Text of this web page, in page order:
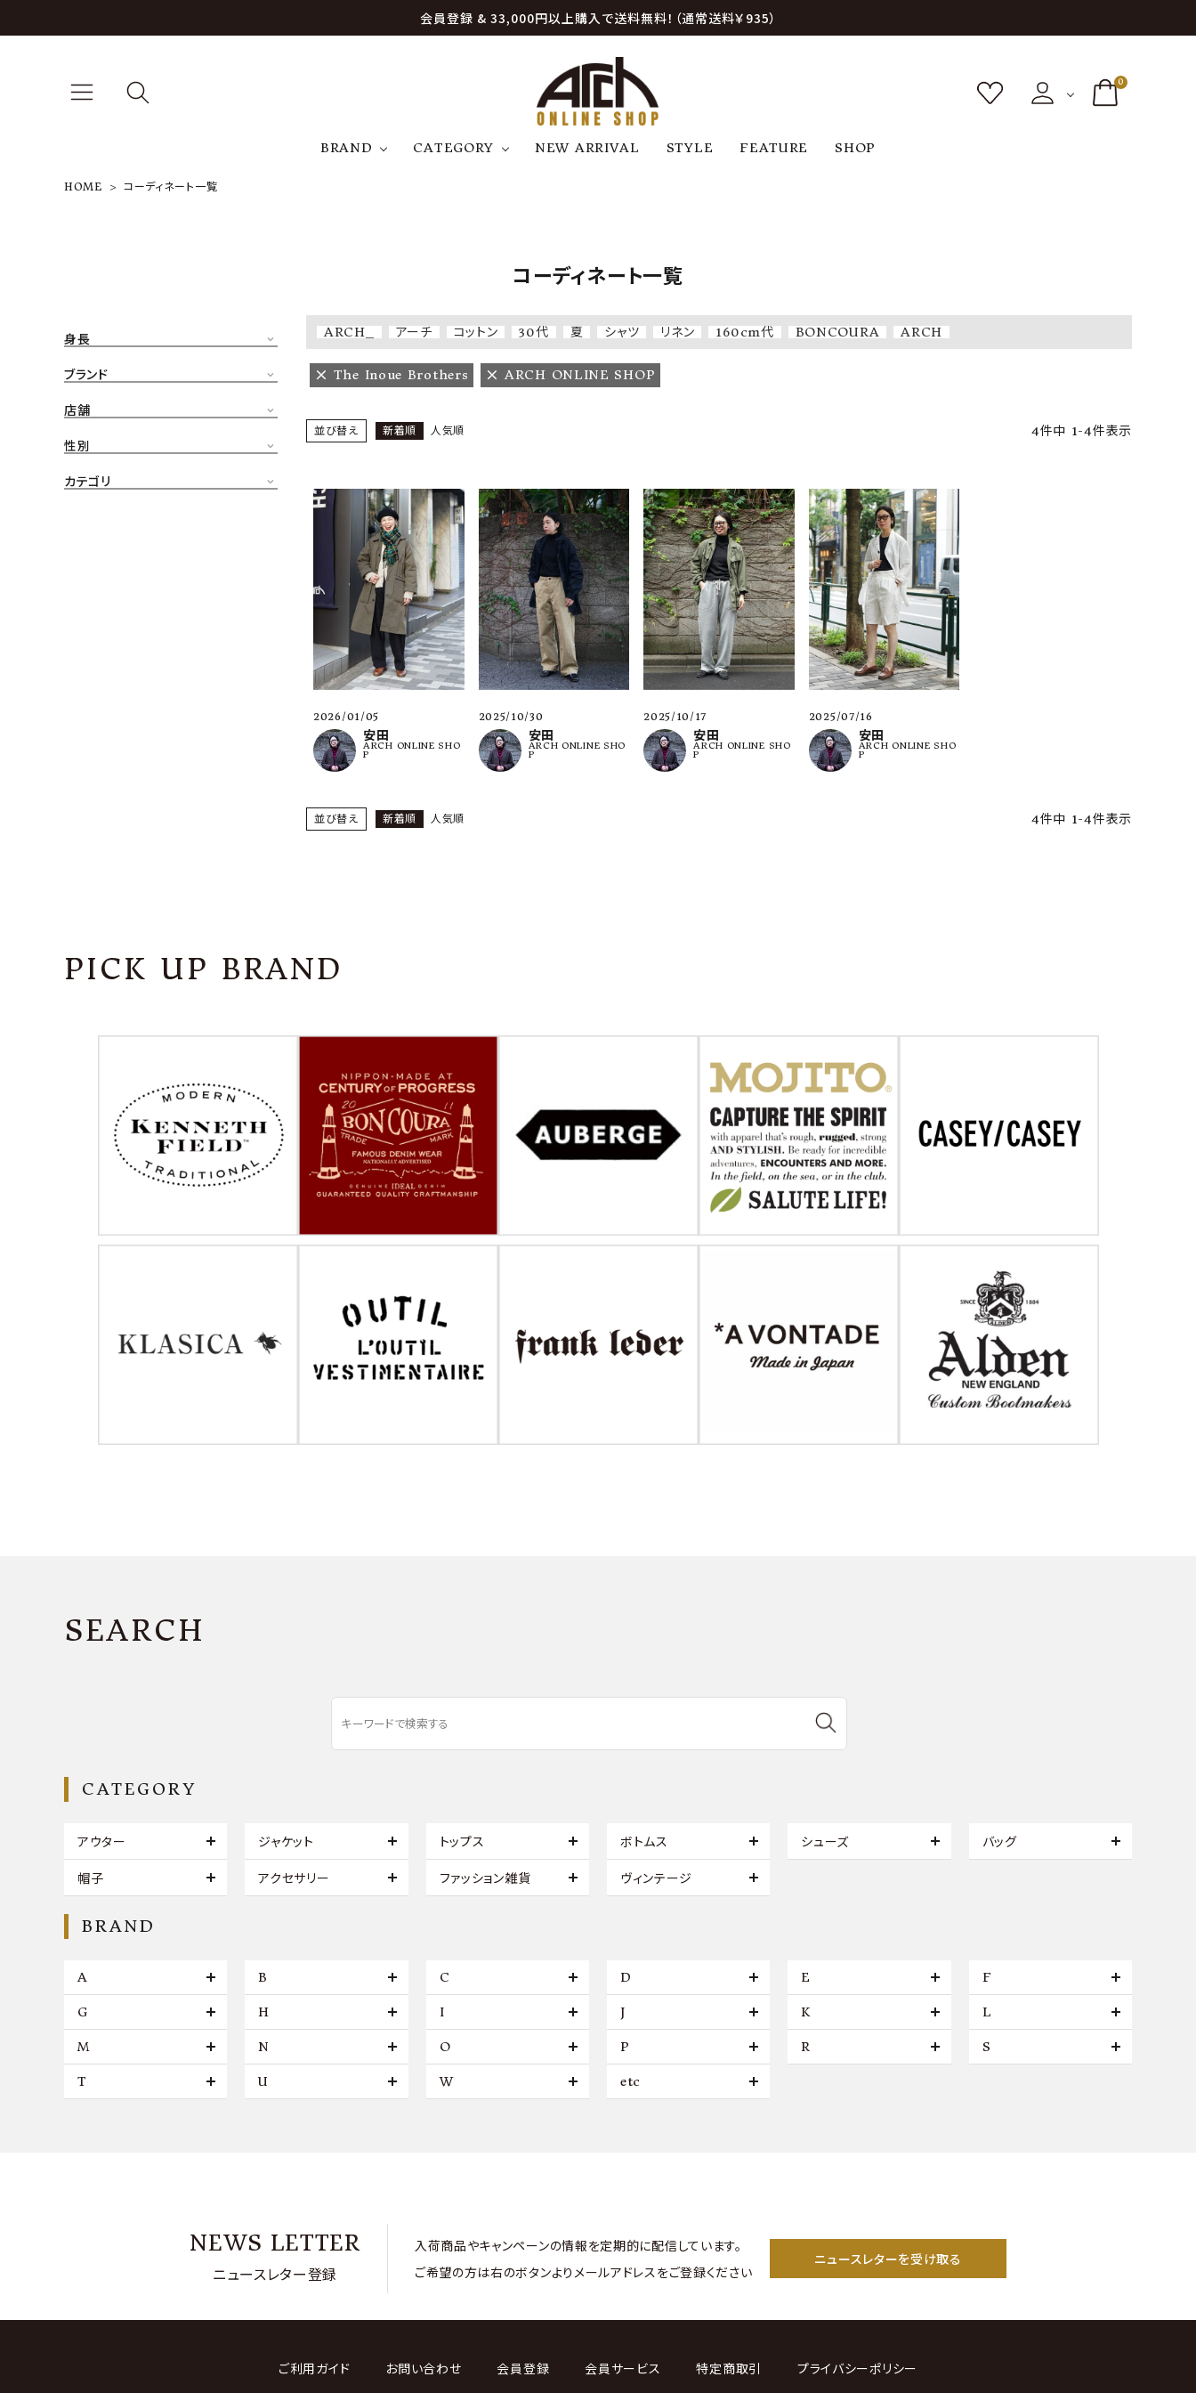
会員登録 & 33,000円以上購入で送料無料！（通常送料￥935）
0
BRAND
etc
アーチ アミアカルヴァ
アナトミカ アストールフレックス アーツアンドクラフツ
CATEGORY NEW ARRIVAL STYLE FEATURE SHOP
CATEGORY
CONTENTS
HOME コーディネート一覧
コーディネート一覧
身長
ブランド
店舗
性別
カテゴリ
ARCH_ アーチ コットン 30代 夏 シャツ リネン 160cm代 BONCOURA ARCH
The Inoue Brothers ARCH ONLINE SHOP
並び替え 新着順 人気順 4件中 1-4件表示
2026/01/05
安田
ARCH ONLINE SHO
P
2025/10/30
安田
ARCH ONLINE SHO
P
2025/10/17
安田
ARCH ONLINE SHO
P
2025/07/16
安田
ARCH ONLINE SHO
P
並び替え 新着順 人気順 4件中 1-4件表示
PICK UP BRAND
SEARCH
CATEGORY
アウター ジャケット トップス ボトムス シューズ バッグ
帽子 アクセサリー ファッション雑貨 ヴィンテージ
BRAND
A B C D E F
G H I J K L
M N O P R S
T U W etc
NEWS LETTER
ニュースレター登録
入荷商品やキャンペーンの情報を定期的に配信しています。
ご希望の方は右のボタンよりメールアドレスをご登録ください
ニュースレターを受け取る
ご利用ガイド お問い合わせ 会員登録 会員サービス 特定商取引 プライバシーポリシー